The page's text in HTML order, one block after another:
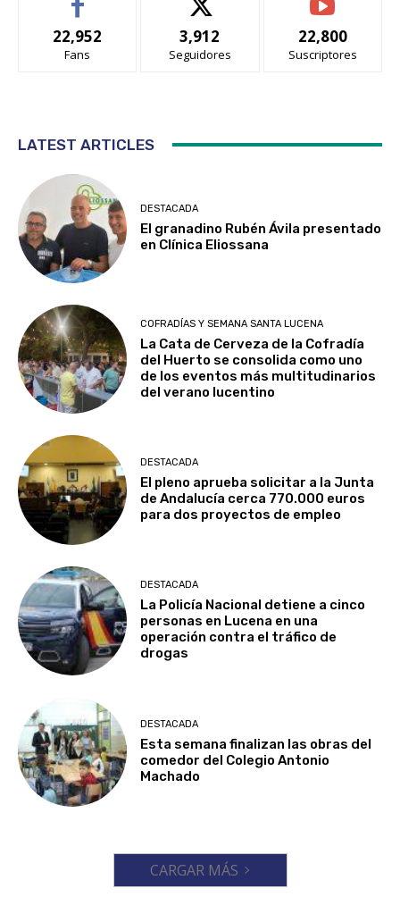
22,952
Fans
3,912
Seguidores
22,800
Suscriptores
LATEST ARTICLES
DESTACADA
El granadino Rubén Ávila presentado
en Clínica Eliossana
COFRADÍAS Y SEMANA SANTA LUCENA
La Cata de Cerveza de la Cofradía
del Huerto se consolida como uno
de los eventos más multitudinarios
del verano lucentino
DESTACADA
El pleno aprueba solicitar a la Junta
de Andalucía cerca 770.000 euros
para dos proyectos de empleo
DESTACADA
La Policía Nacional detiene a cinco
personas en Lucena en una
operación contra el tráfico de
drogas
DESTACADA
Esta semana finalizan las obras del
comedor del Colegio Antonio
Machado
CARGAR MÁS